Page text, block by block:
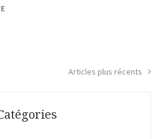
Articles plus récents